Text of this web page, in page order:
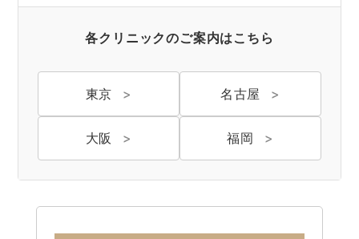
各クリニックのご案内はこちら
東京 名古屋
大阪 福岡